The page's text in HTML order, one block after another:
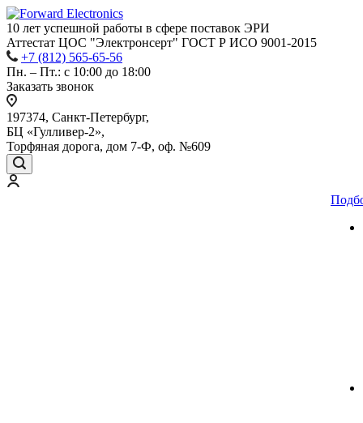
10 лет успешной работы в сфере поставок ЭРИ
Аттестат ЦОС "Электронсерт" ГОСТ Р ИСО 9001-2015
+7 (812) 565-65-56
Пн. – Пт.: с 10:00 до 18:00
Заказать звонок
197374, Санкт-Петербург,
БЦ «Гулливер-2»,
Торфяная дорога, дом 7-Ф, оф. №609